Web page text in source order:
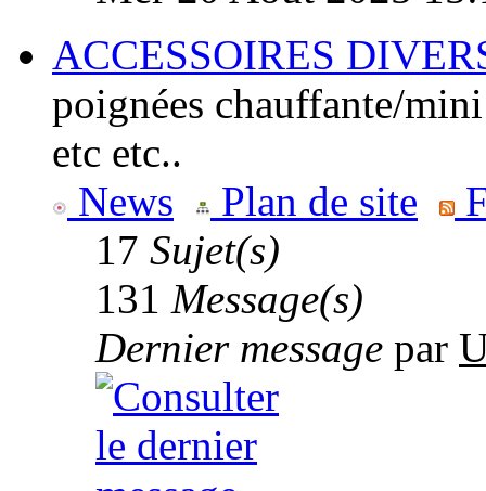
ACCESSOIRES
poignées chauffante/
etc etc..
News
Plan de site
17 Sujet(s)
131 Message(s)
Dernier message par